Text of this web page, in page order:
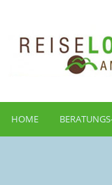
HOME